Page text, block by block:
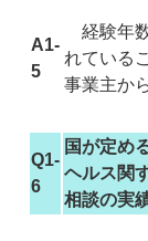
A1-
5
経験年
れている
事業主か
Q1-
6
国が定め
ヘルス関
相談の実